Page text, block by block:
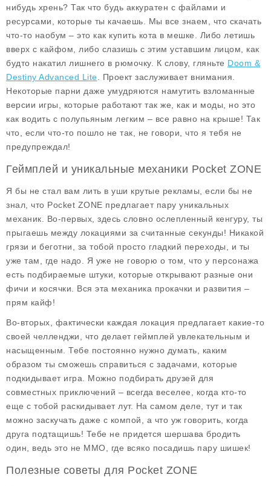
нибудь хрень? Так что будь аккуратен с файлами и
ресурсами, которые ты качаешь. Мы все знаем, что скачать
что-то наобум – это как купить кота в мешке. Либо летишь
вверх с кайфом, либо слазишь с этим уставшим лицом, как
будто накатил лишнего в рюмочку. К слову, гляньте Doom &
Destiny Advanced Lite . Проект заслуживает внимания.
Некоторые парни даже умудряются намутить взломанные
версии игры, которые работают так же, как и моды, но это
как водить с полупьяным легким – все равно на крыше! Так
что, если что-то пошло не так, не говори, что я тебя не
предупреждал!
Геймплей и уникальные механики Pocket ZONE
Я бы не стал вам лить в уши крутые рекламы, если бы не
знал, что Pocket ZONE предлагает пару уникальных
механик. Во-первых, здесь словно ослепленный кенгуру, ты
прыгаешь между локациями за считанные секунды! Никакой
грязи и беготни, за тобой просто гладкий переходы, и ты
уже там, где надо. Я уже не говорю о том, что у персонажа
есть подбираемые штуки, которые открывают разные они
фичи и косячки. Вся эта механика прокачки и развития –
прям кайф!
Во-вторых, фактически каждая локация предлагает какие-то
своей челленджи, что делает геймплей увлекательным и
насыщенным. Тебе постоянно нужно думать, каким
образом ты сможешь справиться с задачами, которые
подкидывает игра. Можно подбирать друзей для
совместных приключений – всегда веселее, когда кто-то
еще с тобой раскидывает лут. На самом деле, тут и так
можно заскучать даже с компой, а что уж говорить, когда
друга подтащишь! Тебе не придется шершава бродить
один, ведь это не MMO, где всяко посадишь пару шишек!
Полезные советы для Pocket ZONE